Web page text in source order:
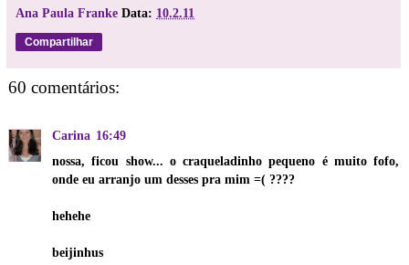
Ana Paula Franke Data: 10.2.11
Compartilhar
60 comentários:
Carina 16:49
nossa, ficou show... o craqueladinho pequeno é muito fofo,
onde eu arranjo um desses pra mim =( ????
hehehe
beijinhus